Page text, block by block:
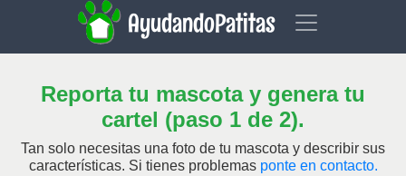
AyudandoPatitas
Reporta tu mascota y genera tu
cartel (paso 1 de 2).
Tan solo necesitas una foto de tu mascota y describir sus
características. Si tienes problemas ponte en contacto.